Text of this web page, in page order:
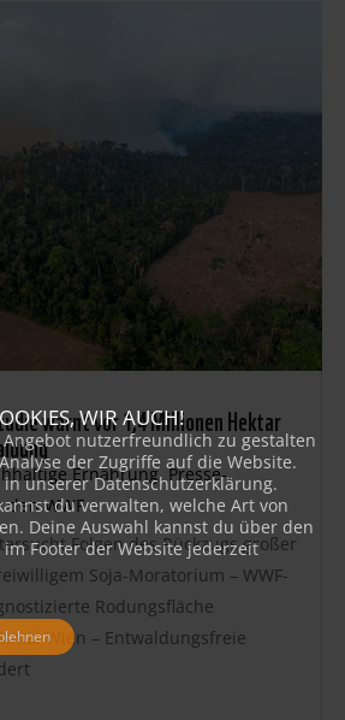
warnt vor 1,4 Millionen Hektar
Ernährung,Presse-
den WWF
Folgen des Rückzugs großer
Soja-Moratorium – WWF-
Rodungsfläche
Wien – Entwaldungsfreie
WIR AUCH!
nutzerfreundlich zu gestalten
der Zugriffe auf die Website.
unserer Datenschutzerklärung.
du verwalten, welche Art von
Deine Auswahl kannst du über den
Footer der Website jederzeit